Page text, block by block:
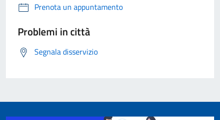
Prenota un appuntamento
Problemi in città
Segnala disservizio